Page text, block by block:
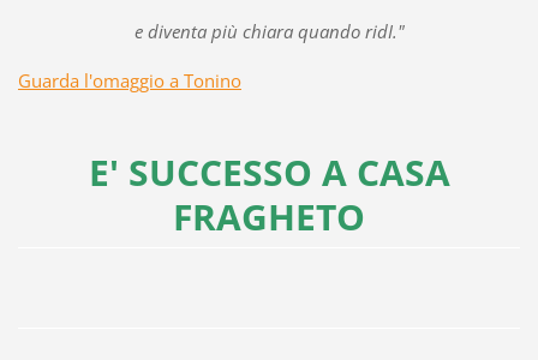
e diventa più chiara quando ridI."
Guarda l'omaggio a Tonino
E' SUCCESSO A CASA
FRAGHETO